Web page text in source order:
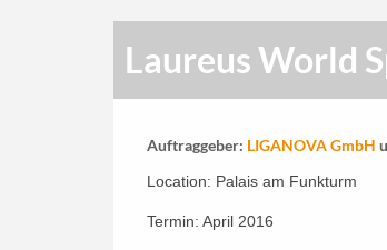
Laureus World
Auftraggeber: LIGANOVA GmbH
Location: Palais am Funkturm
Termin: April 2016